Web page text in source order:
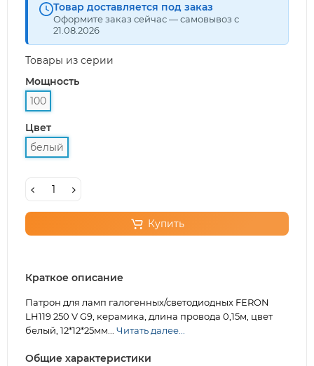
Товар доставляется под заказ
Оформите заказ сейчас — самовывоз с
21.08.2026
Товары из серии
Мощность
100
Цвет
белый
Купить
Краткое описание
Патрон для ламп галогенных/светодиодных FERON
LH119 250 V G9, керамика, длина провода 0,15м, цвет
белый, 12*12*25мм... Читать далее...
Общие характеристики